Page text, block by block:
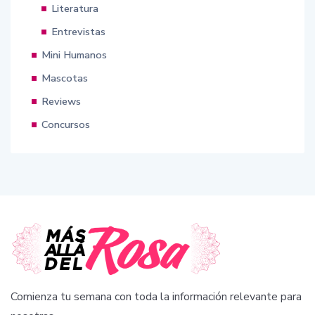
Literatura
Entrevistas
Mini Humanos
Mascotas
Reviews
Concursos
Comienza tu semana con toda la información relevante para